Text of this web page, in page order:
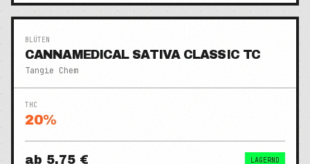
BLÜTEN
CANNAMEDICAL SATIVA CLASSIC TC
Tangie Chem
THC
20%
ab 5,75 € LAGERND